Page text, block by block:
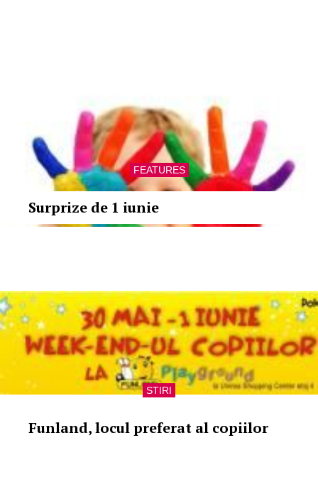
FEATURES
Surprize de 1 iunie
STIRI
Funland, locul preferat al copiilor